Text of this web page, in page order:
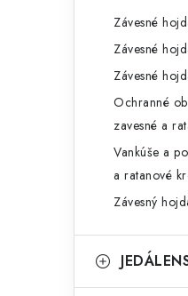
Závesné
Závesné
Závesné
Ochranné
zavesné a
Vankúše a
a ratanové
Závesný